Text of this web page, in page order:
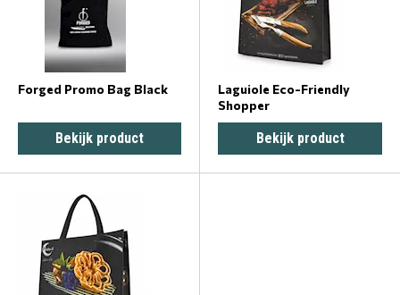
Forged Promo Bag Black
Bekijk product
Laguiole Eco-Friendly
Shopper
Bekijk product